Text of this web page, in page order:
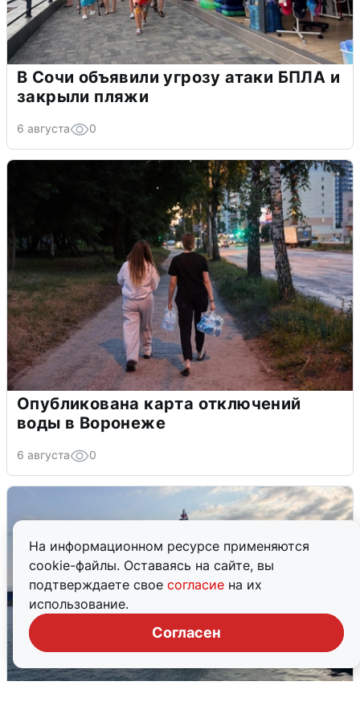
На информационном ресурсе применяются
cookie-файлы. Оставаясь на сайте, вы
подтверждаете свое согласие на их
использование.
Согласен
В Сочи объявили угрозу атаки БПЛА и
закрыли пляжи
6 августа 0
Опубликована карта отключений
воды в Воронеже
6 августа 0